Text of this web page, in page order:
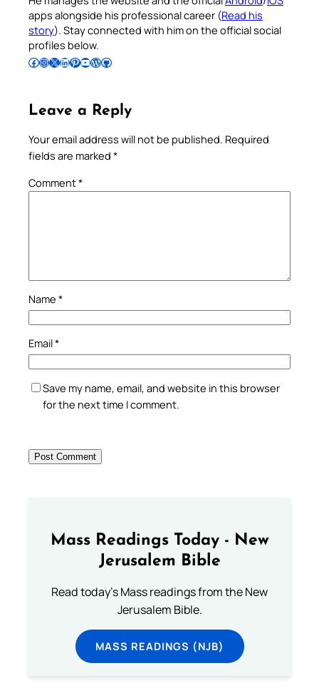
apps alongside his professional career (Read his
story). Stay connected with him on the official social
profiles below.
Follow Pradeep on Facebook Follow Pradeep on InstagramFollow Pradeep on X Follow Pradeep on LinkedIn Follow Pradeep on Pinterest Subscribe to Pradeep’s Youtube Channel Follow Pradeep on WordPress Follow Pradeep on GitHub
Leave a Reply
Your email address will not be published. Required
fields are marked *
Comment*
Name *
Email*
Save my name, email, and website in this browser
for the next time I comment.
Mass Readings Today - New
Jerusalem Bible
Read today's Mass readings from the New
Jerusalem Bible.
MASS READINGS (NJB)